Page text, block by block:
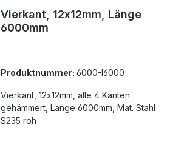
Vierkant, 12x12mm, Länge
6000mm
Produktnummer:6000-I6000
Vierkant, 12x12mm, alle 4 Kanten
gehämmert, Länge 6000mm, Mat. Stahl
S235 roh